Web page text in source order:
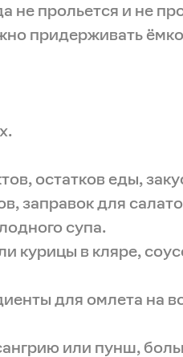
прольется и не
придерживать
остатков еды,
заправок для
супа.
курицы в кляре,
для омлета на
или пунш,